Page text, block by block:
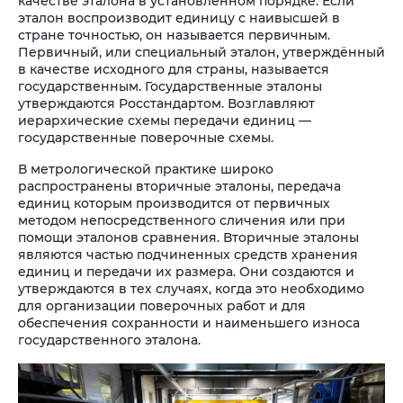
эталон воспроизводит единицу с наивысшей в
стране точностью, он называется первичным.
Первичный, или специальный эталон, утверждённый
в качестве исходного для страны, называется
государственным. Государственные эталоны
утверждаются Росстандартом. Возглавляют
иерархические схемы передачи единиц —
государственные поверочные схемы.
В метрологической практике широко
распространены вторичные эталоны, передача
единиц которым производится от первичных
методом непосредственного сличения или при
помощи эталонов сравнения. Вторичные эталоны
являются частью подчиненных средств хранения
единиц и передачи их размера. Они создаются и
утверждаются в тех случаях, когда это необходимо
для организации поверочных работ и для
обеспечения сохранности и наименьшего износа
государственного эталона.